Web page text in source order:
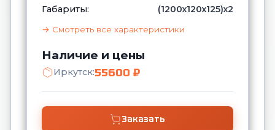
Габариты:
(1200х120х125)х2
→ Смотреть все характеристики
Наличие и цены
Иркутск:55600 ₽
Заказать